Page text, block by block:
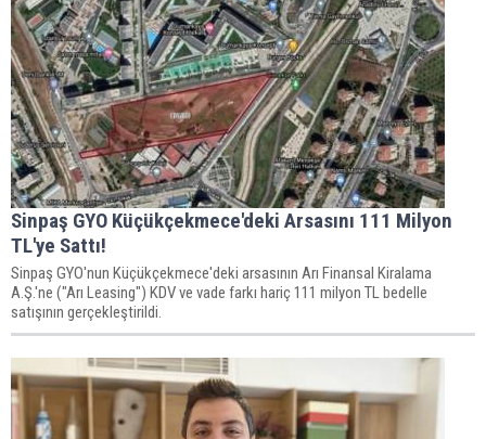
Sinpaş GYO Küçükçekmece'deki Arsasını 111 Milyon
TL'ye Sattı!
Sinpaş GYO'nun Küçükçekmece'deki arsasının Arı Finansal Kiralama
A.Ş.'ne ("Arı Leasing") KDV ve vade farkı hariç 111 milyon TL bedelle
satışının gerçekleştirildi.